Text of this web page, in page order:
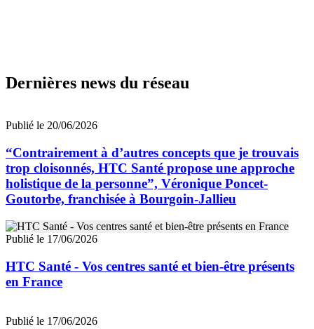
Dernières news du réseau
Publié le 20/06/2026
“Contrairement à d’autres concepts que je trouvais
trop cloisonnés, HTC Santé propose une approche
holistique de la personne”, Véronique Poncet-
Goutorbe, franchisée à Bourgoin-Jallieu
Publié le 17/06/2026
HTC Santé - Vos centres santé et bien-être présents
en France
Publié le 17/06/2026